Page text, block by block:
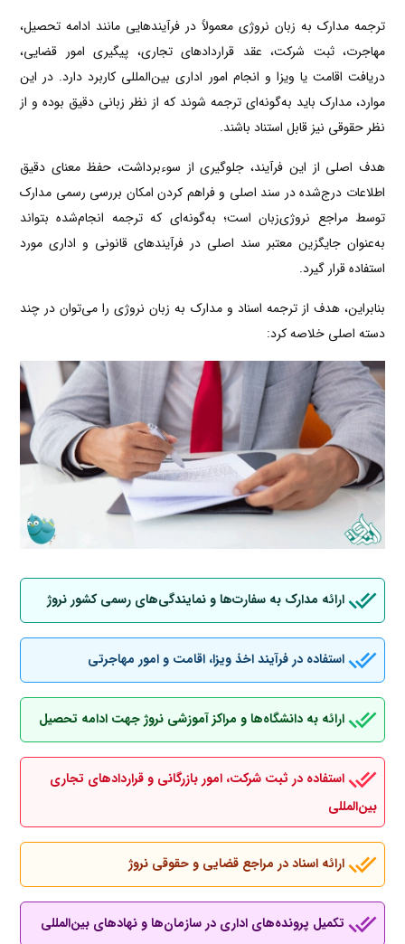
ترجمه مدارک به زبان نروژی معمولاً در فرآیندهایی مانند ادامه تحصیل،
مهاجرت، ثبت شرکت، عقد قراردادهای تجاری، پیگیری امور قضایی،
دریافت اقامت یا ویزا و انجام امور اداری بین‌المللی کاربرد دارد. در این
موارد، مدارک باید به‌گونه‌ای ترجمه شوند که از نظر زبانی دقیق بوده و از
نظر حقوقی نیز قابل استناد باشند.
هدف اصلی از این فرآیند، جلوگیری از سوءبرداشت، حفظ معنای دقیق
اطلاعات درج‌شده در سند اصلی و فراهم کردن امکان بررسی رسمی مدارک
توسط مراجع نروژی‌زبان است؛ به‌گونه‌ای که ترجمه انجام‌شده بتواند
به‌عنوان جایگزین معتبر سند اصلی در فرآیندهای قانونی و اداری مورد
استفاده قرار گیرد.
بنابراین، هدف از ترجمه اسناد و مدارک به زبان نروژی را می‌توان در چند
دسته اصلی خلاصه کرد:
ارائه مدارک به سفارت‌ها و نمایندگی‌های رسمی کشور نروژ
استفاده در فرآیند اخذ ویزا، اقامت و امور مهاجرتی
ارائه به دانشگاه‌ها و مراکز آموزشی نروژ جهت ادامه تحصیل
استفاده در ثبت شرکت، امور بازرگانی و قراردادهای تجاری
بین‌المللی
ارائه اسناد در مراجع قضایی و حقوقی نروژ
تکمیل پرونده‌های اداری در سازمان‌ها و نهادهای بین‌المللی